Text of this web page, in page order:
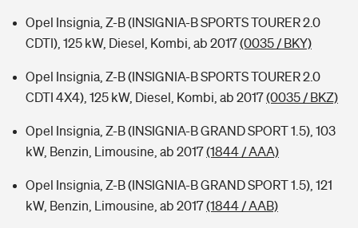
Opel Insignia, Z-B (INSIGNIA-B SPORTS TOURER 2.0
CDTI), 125 kW, Diesel, Kombi, ab 2017(0035 / BKY)
Opel Insignia, Z-B (INSIGNIA-B SPORTS TOURER 2.0
CDTI 4X4), 125 kW, Diesel, Kombi, ab 2017(0035 / BKZ)
Opel Insignia, Z-B (INSIGNIA-B GRAND SPORT 1.5), 103
kW, Benzin, Limousine, ab 2017(1844 / AAA)
Opel Insignia, Z-B (INSIGNIA-B GRAND SPORT 1.5), 121
kW, Benzin, Limousine, ab 2017(1844 / AAB)